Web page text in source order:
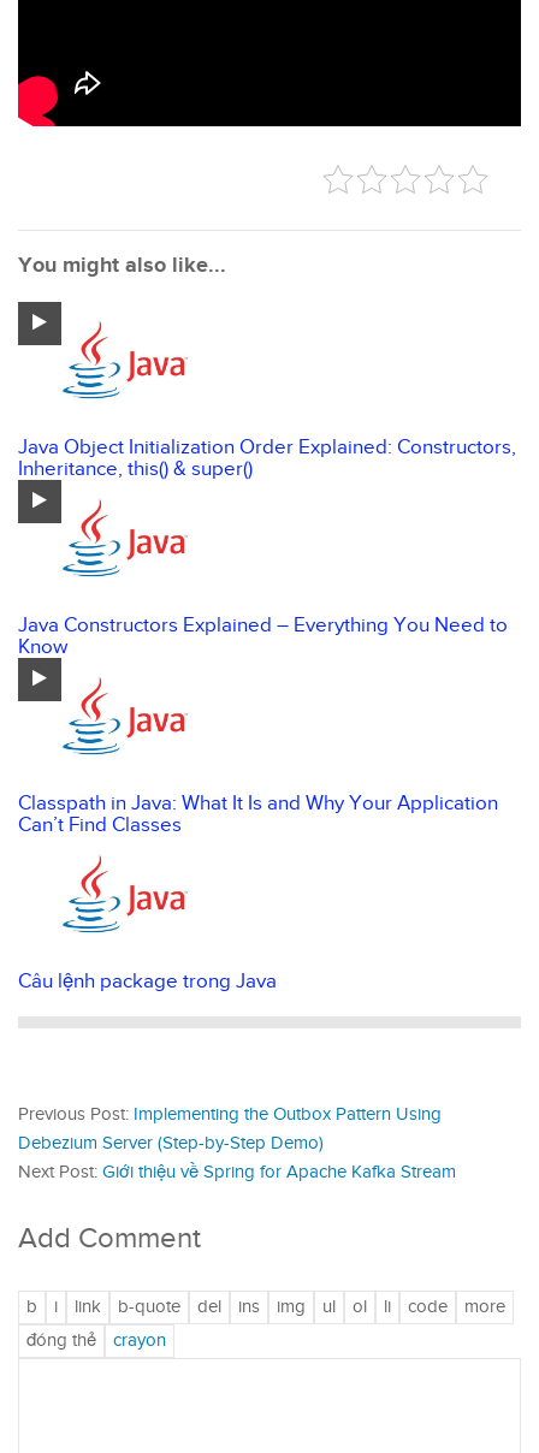
You might also like...
Java Object Initialization Order Explained: Constructors,
Inheritance, this() & super()
Java Constructors Explained – Everything You Need to
Know
Classpath in Java: What It Is and Why Your Application
Can’t Find Classes
Câu lệnh package trong Java
Previous Post: Implementing the Outbox Pattern Using
Debezium Server (Step-by-Step Demo)
Next Post: Giới thiệu về Spring for Apache Kafka Stream
Add Comment